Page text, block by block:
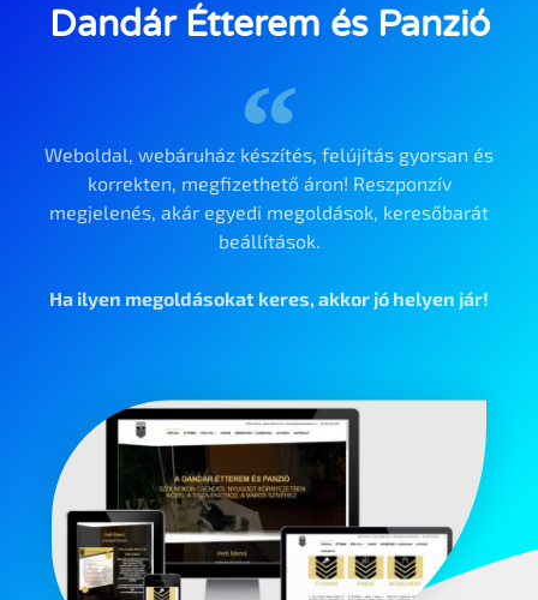
Dandár Étterem és Panzió
Weboldal, webáruház készítés, felújítás gyorsan és
korrekten, megfizethető áron! Reszponzív
megjelenés, akár egyedi megoldások, keresőbarát
beállítások.
Ha ilyen megoldásokat keres, akkor jó helyen jár!